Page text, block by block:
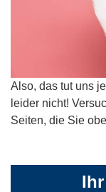
Also, das tut uns
leider nicht!
Seiten, die Sie